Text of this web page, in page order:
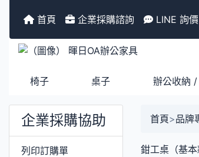
首頁 企業採購諮詢 LINE 詢價
椅子 桌子 辦公收納
企業採購協助
列印訂購單
首頁>品牌
鉗工桌（基